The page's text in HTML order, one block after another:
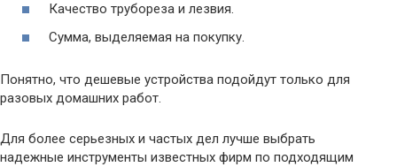
Качество трубореза и лезвия.
Сумма, выделяемая на покупку.
Понятно, что дешевые устройства подойдут только для
разовых домашних работ.
Для более серьезных и частых дел лучше выбрать
надежные инструменты известных фирм по подходящим